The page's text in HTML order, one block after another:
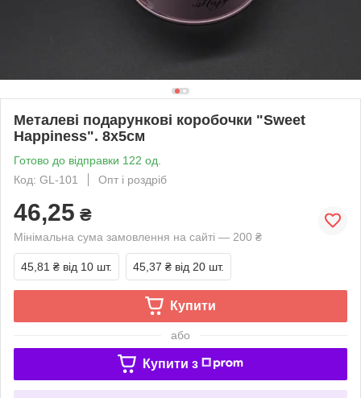
Металеві подарункові коробочки "Sweet
Happiness". 8х5см
Готово до відправки 122 од.
Код: GL-101
Опт і роздріб
46,25 ₴
Мінімальна сума замовлення на сайті — 200 ₴
45,81 ₴ від 10 шт. 45,37 ₴ від 20 шт.
Купити
або
Купити з